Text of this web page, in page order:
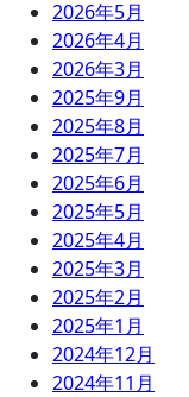
2026年5月
2026年4月
2026年3月
2025年9月
2025年8月
2025年7月
2025年6月
2025年5月
2025年4月
2025年3月
2025年2月
2025年1月
2024年12月
2024年11月